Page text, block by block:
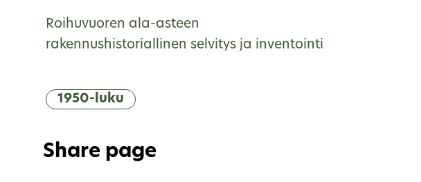
Roihuvuoren ala-asteen
rakennushistoriallinen selvitys ja inventointi
1950-luku
Share page